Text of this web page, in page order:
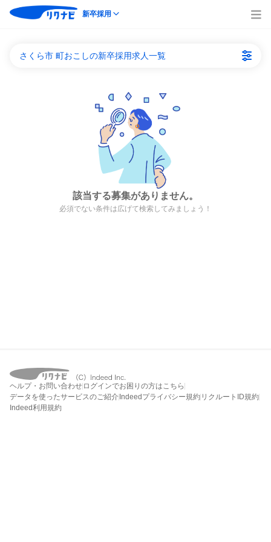
新卒採用
さくら市 町おこしの新卒採用求人一覧
該当する募集がありません。
必須でない条件は広げて検索してみましょう！
ヘルプ・お問い合わせ ログインでお困りの方はこちら
データを使ったサービスのご紹介 Indeedプライバシー規約 リクルートID規約
Indeed利用規約